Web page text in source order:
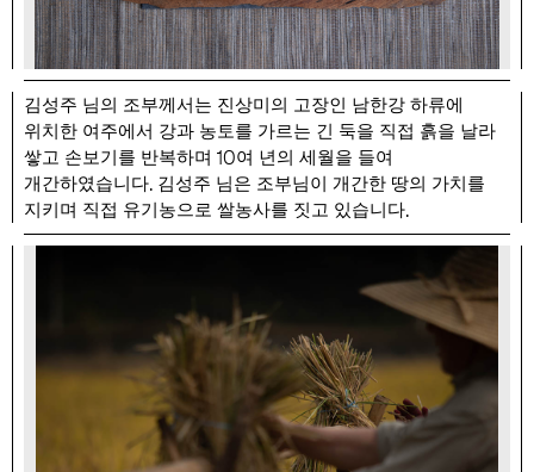
김성주 님의 조부께서는 진상미의 고장인 남한강 하류에
위치한 여주에서 강과 농토를 가르는 긴 둑을 직접 흙을 날라
쌓고 손보기를 반복하며 10여 년의 세월을 들여
개간하였습니다. 김성주 님은 조부님이 개간한 땅의 가치를
지키며 직접 유기농으로 쌀농사를 짓고 있습니다.